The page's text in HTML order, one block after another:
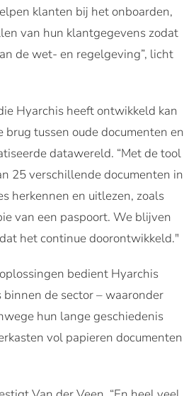
klanten bij het onboarden,
van hun klantgegevens zodat
de wet- en regelgeving”, licht
Hyarchis heeft ontwikkeld kan
brug tussen oude documenten en
datawereld. “Met de tool
25 verschillende documenten in
herkennen en uitlezen, zoals
van een paspoort. We blijven
het continue doorontwikkeld."
bedient Hyarchis
de sector – waaronder
hun lange geschiedenis
vol papieren documenten